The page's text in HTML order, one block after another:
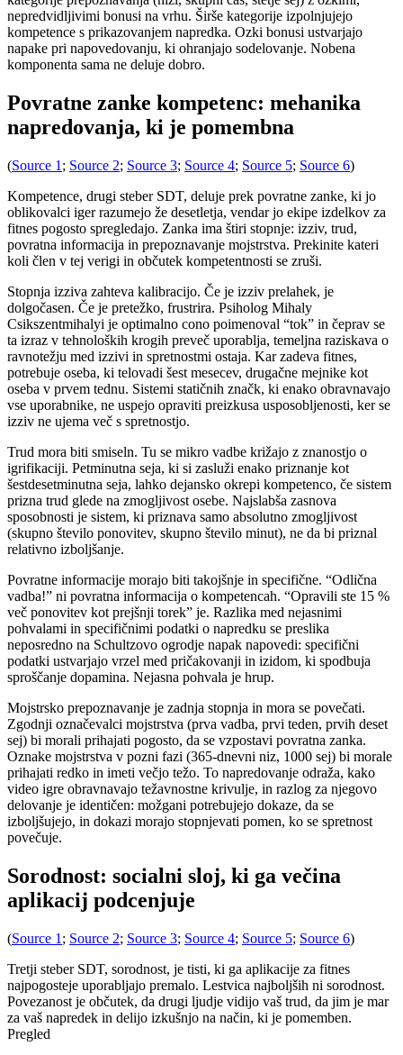
nepredvidljivimi bonusi na vrhu. Širše kategorije izpolnjujejo
kompetence s prikazovanjem napredka. Ozki bonusi ustvarjajo
napake pri napovedovanju, ki ohranjajo sodelovanje. Nobena
komponenta sama ne deluje dobro.
Povratne zanke kompetenc: mehanika
napredovanja, ki je pomembna
(Source 1 ; Source 2; Source 3; Source 4; Source 5; Source 6)
Kompetence, drugi steber SDT, deluje prek povratne zanke, ki jo
oblikovalci iger razumejo že desetletja, vendar jo ekipe izdelkov za
fitnes pogosto spregledajo. Zanka ima štiri stopnje: izziv, trud,
povratna informacija in prepoznavanje mojstrstva. Prekinite kateri
koli člen v tej verigi in občutek kompetentnosti se zruši.
Stopnja izziva zahteva kalibracijo. Če je izziv prelahek, je
dolgočasen. Če je pretežko, frustrira. Psiholog Mihaly
Csikszentmihalyi je optimalno cono poimenoval “tok” in čeprav se
ta izraz v tehnoloških krogih preveč uporablja, temeljna raziskava o
ravnotežju med izzivi in ​​spretnostmi ostaja. Kar zadeva fitnes,
potrebuje oseba, ki telovadi šest mesecev, drugačne mejnike kot
oseba v prvem tednu. Sistemi statičnih značk, ki enako obravnavajo
vse uporabnike, ne uspejo opraviti preizkusa usposobljenosti, ker se
izziv ne ujema več s spretnostjo.
Trud mora biti smiseln. Tu se mikro vadbe križajo z znanostjo o
igrifikaciji. Petminutna seja, ki si zasluži enako priznanje kot
šestdesetminutna seja, lahko dejansko okrepi kompetenco, če sistem
prizna trud glede na zmogljivost osebe. Najslabša zasnova
sposobnosti je sistem, ki priznava samo absolutno zmogljivost
(skupno število ponovitev, skupno število minut), ne da bi priznal
relativno izboljšanje.
Povratne informacije morajo biti takojšnje in specifične. “Odlična
vadba!” ni povratna informacija o kompetencah. “Opravili ste 15 %
več ponovitev kot prejšnji torek” je. Razlika med nejasnimi
pohvalami in specifičnimi podatki o napredku se preslika
neposredno na Schultzovo ogrodje napak napovedi: specifični
podatki ustvarjajo vrzel med pričakovanji in izidom, ki spodbuja
sproščanje dopamina. Nejasna pohvala je hrup.
Mojstrsko prepoznavanje je zadnja stopnja in mora se povečati.
Zgodnji označevalci mojstrstva (prva vadba, prvi teden, prvih deset
sej) bi morali prihajati pogosto, da se vzpostavi povratna zanka.
Oznake mojstrstva v pozni fazi (365-dnevni niz, 1000 sej) bi morale
prihajati redko in imeti večjo težo. To napredovanje odraža, kako
video igre obravnavajo težavnostne krivulje, in razlog za njegovo
delovanje je identičen: možgani potrebujejo dokaze, da se
izboljšujejo, in dokazi morajo stopnjevati pomen, ko se spretnost
povečuje.
Sorodnost: socialni sloj, ki ga večina
aplikacij podcenjuje
(Source 1 ; Source 2; Source 3; Source 4; Source 5; Source 6)
Tretji steber SDT, sorodnost, je tisti, ki ga aplikacije za fitnes
najpogosteje uporabljajo premalo. Lestvica najboljših ni sorodnost.
Povezanost je občutek, da drugi ljudje vidijo vaš trud, da jim je mar
za vaš napredek in delijo izkušnjo na način, ki je pomemben.
Pregled